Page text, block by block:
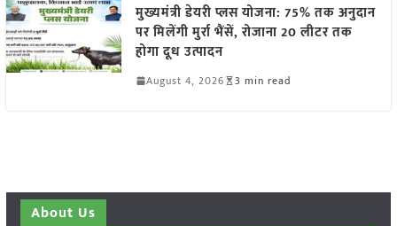
मुख्यमंत्री डेयरी प्लस योजना: 75% तक अनुदान
पर मिलेंगी मुर्रा भैंसें, रोजाना 20 लीटर तक
होगा दूध उत्पादन
August 4, 2026 3 min read
About Us